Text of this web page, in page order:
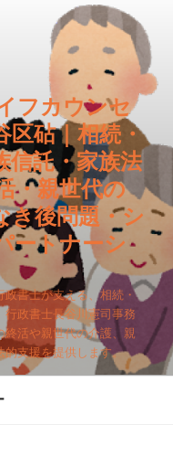
フカウンセ
砧｜相続・
信託・家族法
・親世代の
き後問題・シ
ートナーシ
政書士が支える、相続・
政書士長谷川憲司事務
終活や親世代の介護、親
的支援を提供します。